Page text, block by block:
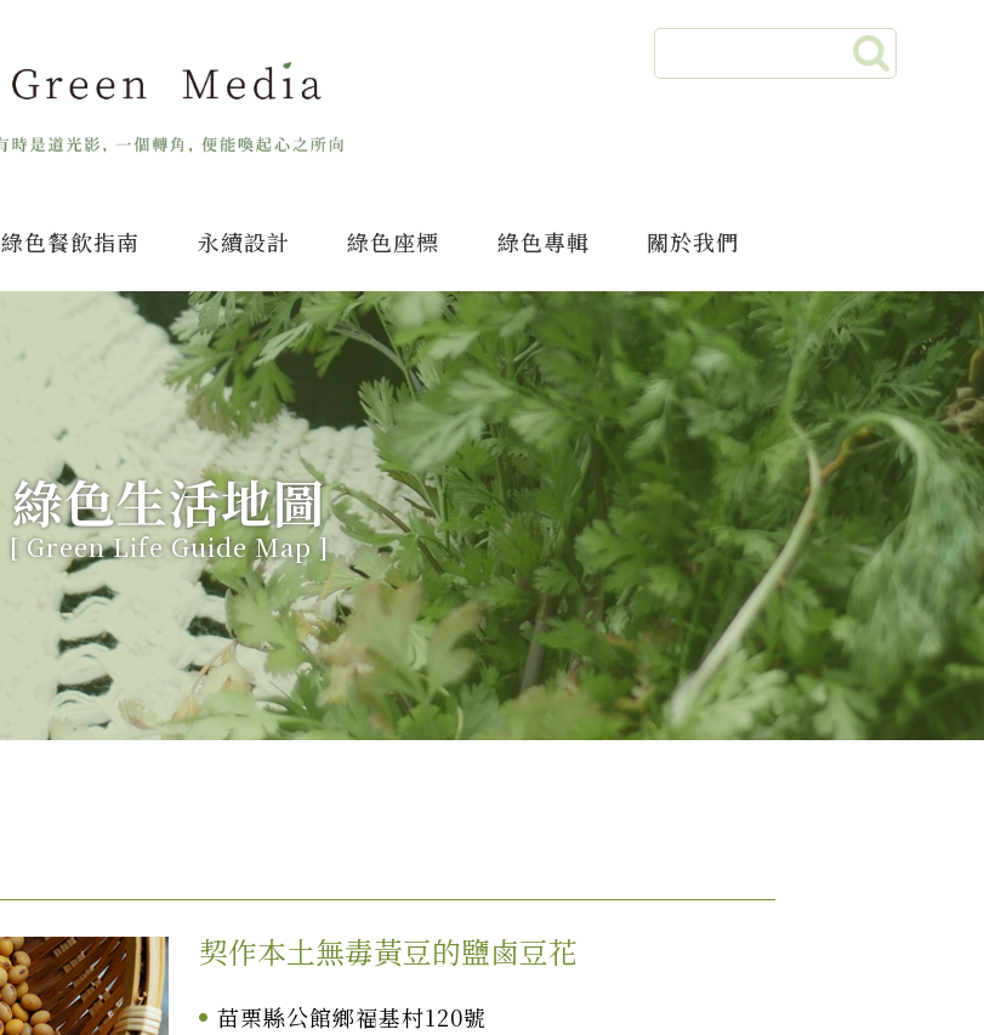
綠色餐飲指南 永續設計 綠色座標 綠色專輯 關於我們
綠色生活地圖
[ Green Life Guide Map]
契作本土無毒黃豆的鹽鹵豆花
苗栗縣公館鄉福基村120號